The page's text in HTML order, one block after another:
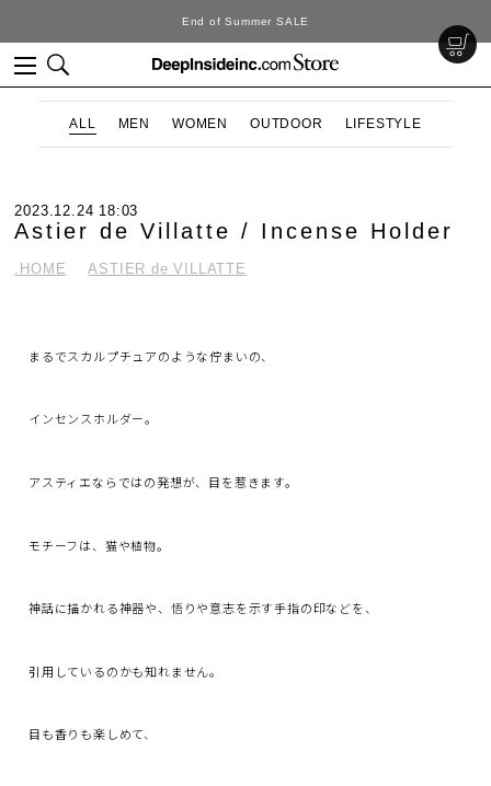
ALL MEN WOMEN OUTDOOR LIFESTYLE
2023.12.24 18:03
Astier de Villatte / Incense Holder
.HOME ASTIER de VILLATTE
まるでスカルプチュアのような佇まいの、
インセンスホルダー。
アスティエならではの発想が、目を惹きます。
モチーフは、猫や植物。
神話に描かれる神器や、悟りや意志を示す手指の印などを、
引用しているのかも知れません。
目も香りも楽しめて、